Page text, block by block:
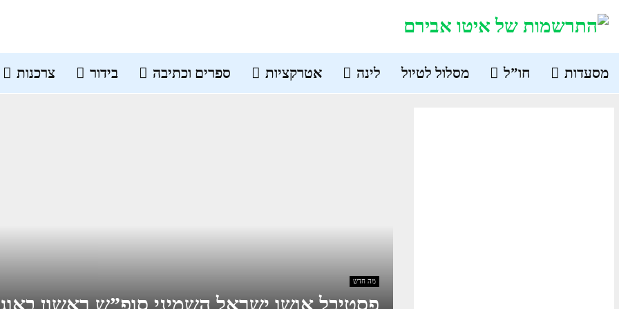
מסעדות חו”ל מסלול לטיול לינה אטרקציות ספרים וכתיבה בידור צרכנות
מה חדש